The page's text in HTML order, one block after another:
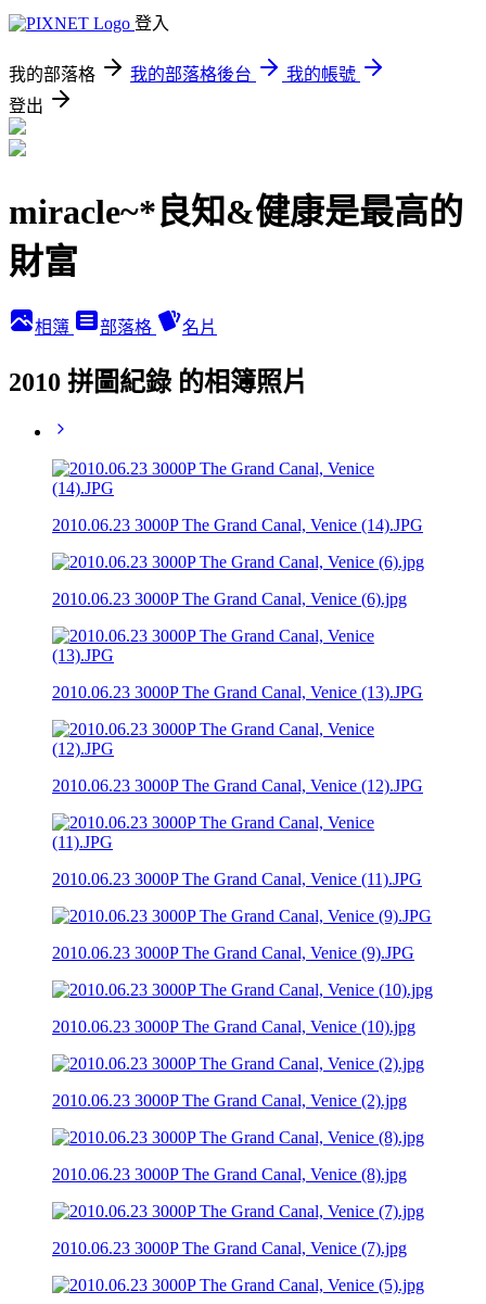
登入
我的部落格 我的部落格後台
我的帳號
登出
miracle~*良知&健康是最高的
財富
相簿 部落格 名片
2010 拼圖紀錄 的相簿照片
2010.06.23 3000P The Grand Canal, Venice (14).JPG
2010.06.23 3000P The Grand Canal, Venice (6).jpg
2010.06.23 3000P The Grand Canal, Venice (13).JPG
2010.06.23 3000P The Grand Canal, Venice (12).JPG
2010.06.23 3000P The Grand Canal, Venice (11).JPG
2010.06.23 3000P The Grand Canal, Venice (9).JPG
2010.06.23 3000P The Grand Canal, Venice (10).jpg
2010.06.23 3000P The Grand Canal, Venice (2).jpg
2010.06.23 3000P The Grand Canal, Venice (8).jpg
2010.06.23 3000P The Grand Canal, Venice (7).jpg